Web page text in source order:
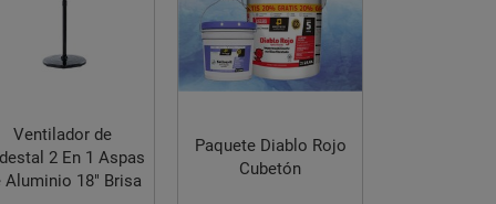
Diablo Rojo
Cubetón
Ventilador de
Pedestal 16" 2 EN 1
Aspas de Plástico